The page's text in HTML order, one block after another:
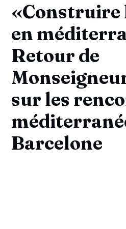
«Construire
en
Retour de
sur les
Barcelone